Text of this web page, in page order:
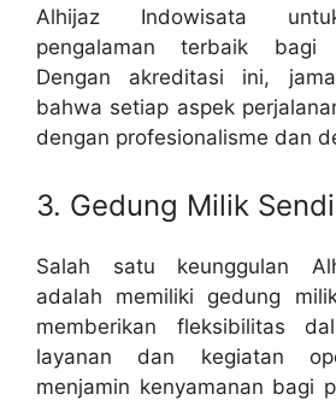
Alhijaz Indowisata
pengalaman terbaik bagi
Dengan akreditasi ini,
bahwa setiap aspek
dengan profesionalisme dan
3. Gedung Milik
Salah satu keunggulan
adalah memiliki gedung
memberikan fleksibilitas
layanan dan kegiatan
menjamin kenyamanan bagi